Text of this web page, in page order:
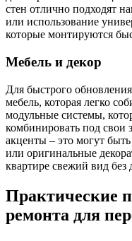
стен отлично подходят
или использование
которые монтируются
Мебель и декор
Для быстрого
мебель, которая легко
модульные системы,
комбинировать под свои
акценты – это могут
или оригинальные
квартире свежий вид без
Практические
ремонта для